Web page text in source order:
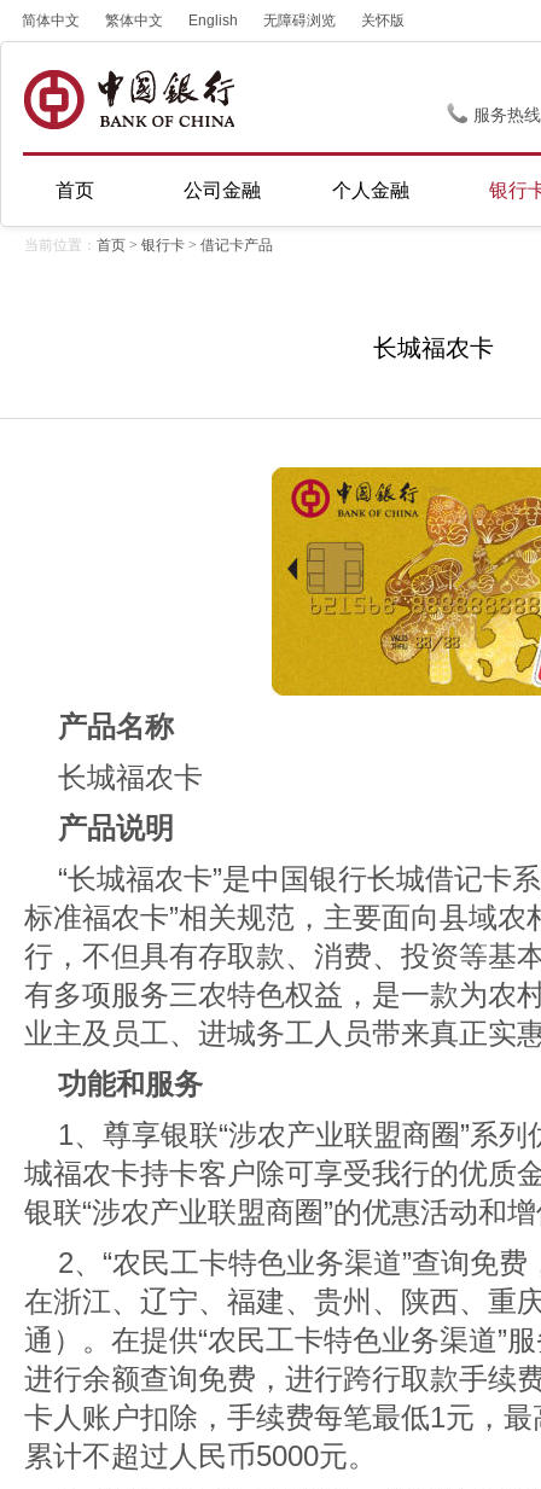
简体中文 繁体中文 English 无障碍浏览 关怀版
服务热
首页 公司金融 个人金融 银行
当前位置： 首页 > 银行卡 > 借记卡产品
长城福农卡
产品名称
长城福农卡
产品说明
“长城福农卡”是中国银行长城借记卡
标准福农卡”相关规范，主要面向县域
行，不但具有存取款、消费、投资等基
有多项服务三农特色权益，是一款为农
业主及员工、进城务工人员带来真正实
功能和服务
1、尊享银联“涉农产业联盟商圈”系
城福农卡持卡客户除可享受我行的优质
银联“涉农产业联盟商圈”的优惠活动和
2、“农民工卡特色业务渠道”查询免
在浙江、辽宁、福建、贵州、陕西、重
通）。在提供“农民工卡特色业务渠道”
进行余额查询免费，进行跨行取款手续
卡人账户扣除，手续费每笔最低1元，
累计不超过人民币5000元。